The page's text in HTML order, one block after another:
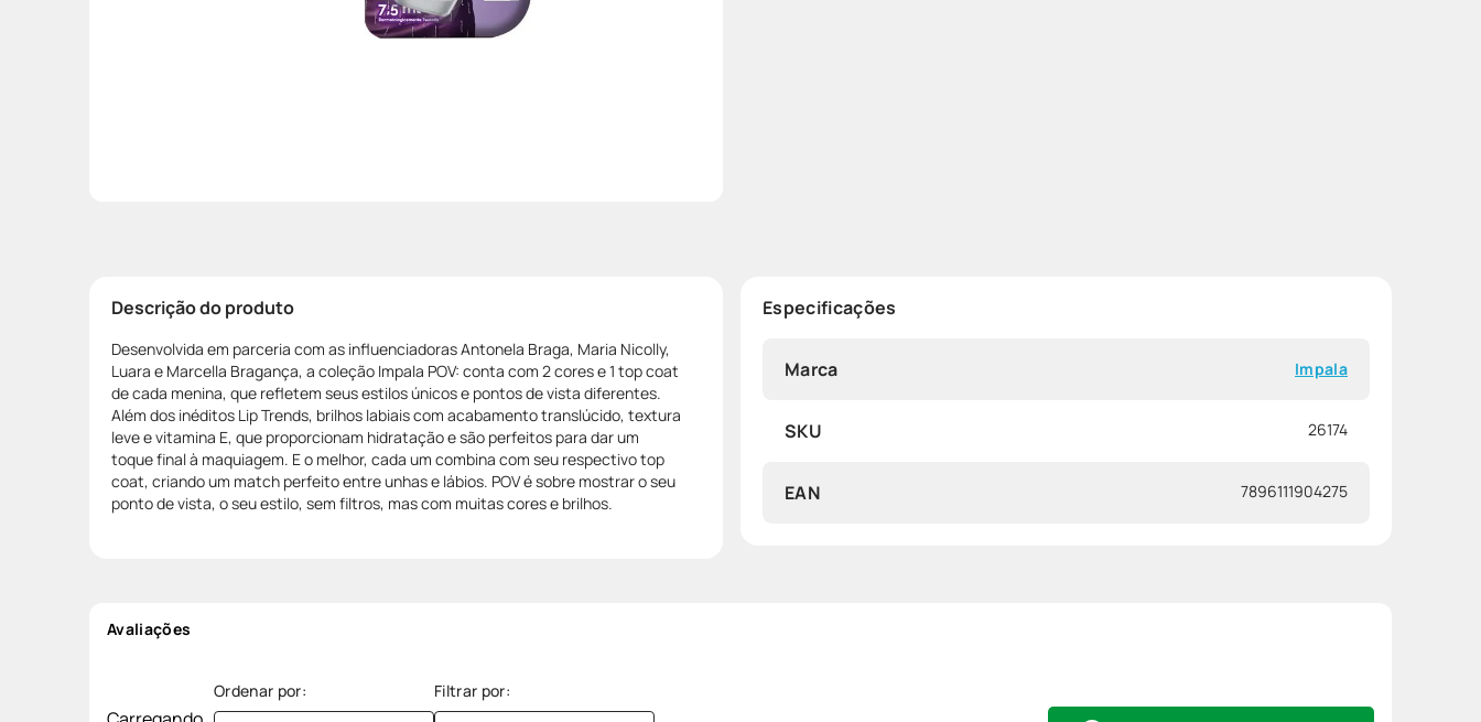
Descrição do produto
Desenvolvida em parceria com as influenciadoras Antonela Braga, Maria Nicolly,
Luara e Marcella Bragança, a coleção Impala POV: conta com 2 cores e 1 top coat
de cada menina, que refletem seus estilos únicos e pontos de vista diferentes.
Além dos inéditos Lip Trends, brilhos labiais com acabamento translúcido, textura
leve e vitamina E, que proporcionam hidratação e são perfeitos para dar um
toque final à maquiagem. E o melhor, cada um combina com seu respectivo top
coat, criando um match perfeito entre unhas e lábios. POV é sobre mostrar o seu
ponto de vista, o seu estilo, sem filtros, mas com muitas cores e brilhos.
Especificações
Marca Impala
SKU 26174
EAN 7896111904275
Avaliações